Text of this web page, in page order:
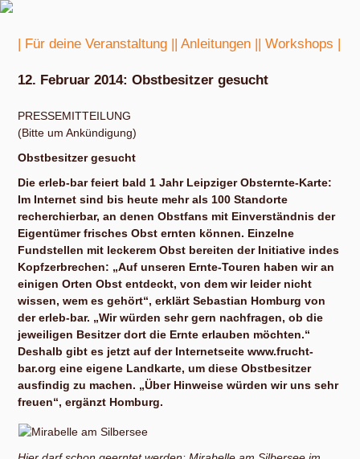
| Für deine Veranstaltung || Anleitungen || Workshops |
12. Februar 2014: Obstbesitzer gesucht
PRESSEMITTEILUNG
(Bitte um Ankündigung)
Obstbesitzer gesucht
Die erleb-bar feiert bald 1 Jahr Leipziger Obsternte-Karte:
Im Internet sind bis heute mehr als 100 Standorte
recherchierbar, an denen Obstfans mit Einverständnis der
Eigentümer frisches Obst ernten können. Einzelne
Fundstellen mit leckerem Obst bereiten der Initiative indes
Kopfzerbrechen: „Auf unseren Ernte-Touren haben wir an
einigen Orten Obst entdeckt, von dem wir leider nicht
wissen, wem es gehört“, erklärt Sebastian Homburg von
der erleb-bar. „Wir würden sehr gern nachfragen, ob die
jeweiligen Besitzer dort die Ernte erlauben möchten.“
Deshalb gibt es jetzt auf der Internetseite www.frucht-
bar.org eine eigene Landkarte, um diese Obstbesitzer
ausfindig zu machen. „Über Hinweise würden wir uns sehr
freuen“, ergänzt Homburg.